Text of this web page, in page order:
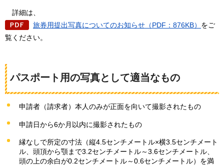
詳細は、
旅券用提出写真についてのお知らせ（PDF：876KB） をご
覧ください。
パスポート用の写真として適当なもの
申請者（請求者）本人のみが正面を向いて撮影されたもの
申請日から6か月以内に撮影されたもの
縁なしで所定の寸法（縦4.5センチメートル×横3.5センチメート
ル、頭頂から顎まで3.2センチメートル～3.6センチメートル、
頭の上の余白が0.2センチメートル～0.6センチメートル）を満